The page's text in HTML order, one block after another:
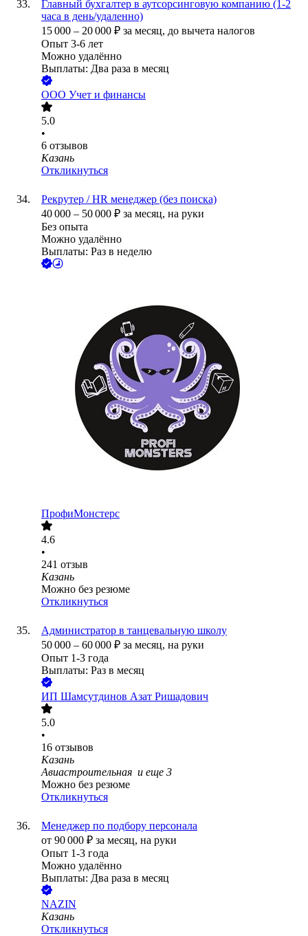
Главный бухгалтер в аутсорсинговую компанию (1-2
часа в день/удаленно)
15 000 – 20 000 ₽ за месяц, до вычета налогов
Опыт 3-6 лет
Можно удалённо
Выплаты: Два раза в месяц
ООО Учет и финансы
5.0
•
6 отзывов
Казань
Откликнуться
Рекрутер / HR менеджер (без поиска)
40 000 – 50 000 ₽ за месяц, на руки
Без опыта
Можно удалённо
Выплаты: Раз в неделю
ПрофиМонстерс
4.6
•
241 отзыв
Казань
Можно без резюме
Откликнуться
Администратор в танцевальную школу
50 000 – 60 000 ₽ за месяц, на руки
Опыт 1-3 года
Выплаты: Раз в месяц
ИП Шамсутдинов Азат Ришадович
5.0
•
16 отзывов
Казань
Авиастроительная и еще 3
Можно без резюме
Откликнуться
Менеджер по подбору персонала
от 90 000 ₽ за месяц, на руки
Опыт 1-3 года
Можно удалённо
Выплаты: Два раза в месяц
NAZIN
Казань
Откликнуться